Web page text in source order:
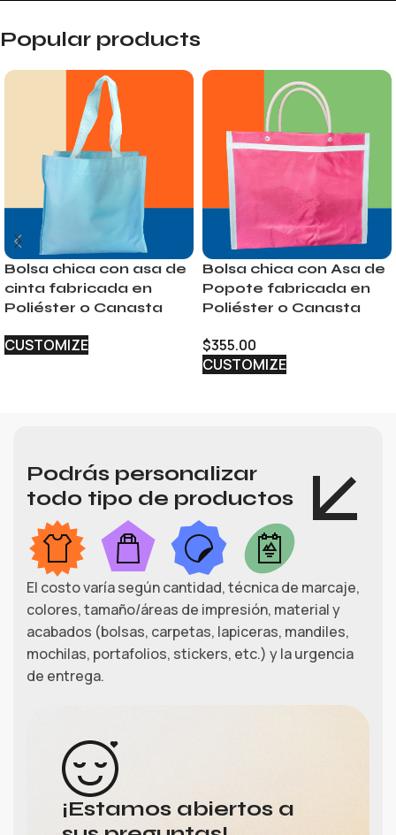
Popular products
Bolsa chica con asa de
cinta fabricada en
Poliéster o Canasta
CUSTOMIZE
Bolsa chica con Asa de
Popote fabricada en
Poliéster o Canasta
$355.00
CUSTOMIZE
Podrás personalizar
todo tipo de productos
El costo varía según cantidad, técnica de marcaje,
colores, tamaño/áreas de impresión, material y
acabados (bolsas, carpetas, lapiceras, mandiles,
mochilas, portafolios, stickers, etc.) y la urgencia
de entrega.
¡Estamos abiertos a